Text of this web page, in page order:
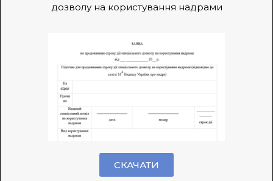
дозволу на користування надрами
СКАЧАТИ